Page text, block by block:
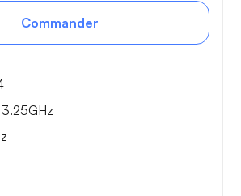
Commander